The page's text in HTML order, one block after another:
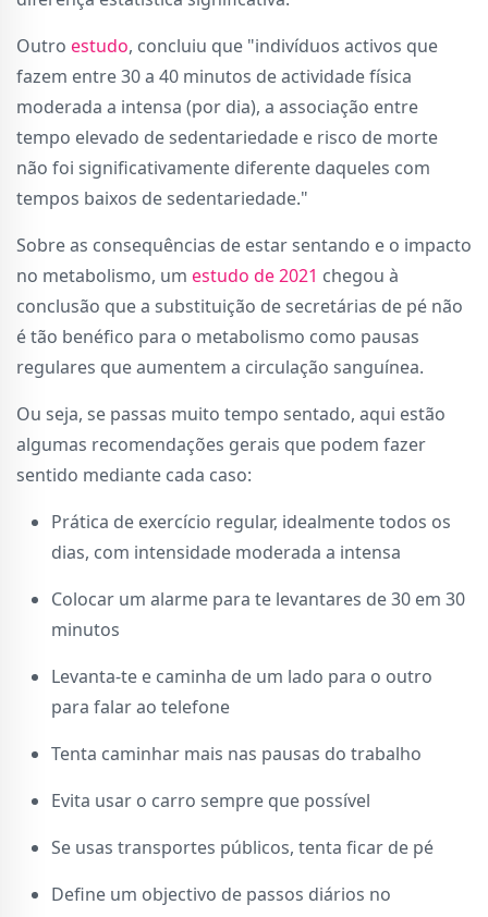
Outro estudo, concluiu que "indivíduos activos que
fazem entre 30 a 40 minutos de actividade física
moderada a intensa (por dia), a associação entre
tempo elevado de sedentariedade e risco de morte
não foi significativamente diferente daqueles com
tempos baixos de sedentariedade."
Sobre as consequências de estar sentando e o impacto
no metabolismo, um estudo de 2021 chegou à
conclusão que a substituição de secretárias de pé não
é tão benéfico para o metabolismo como pausas
regulares que aumentem a circulação sanguínea.
Ou seja, se passas muito tempo sentado, aqui estão
algumas recomendações gerais que podem fazer
sentido mediante cada caso:
Prática de exercício regular, idealmente todos os
dias, com intensidade moderada a intensa
Colocar um alarme para te levantares de 30 em 30
minutos
Levanta-te e caminha de um lado para o outro
para falar ao telefone
Tenta caminhar mais nas pausas do trabalho
Evita usar o carro sempre que possível
Se usas transportes públicos, tenta ficar de pé
Define um objectivo de passos diários no